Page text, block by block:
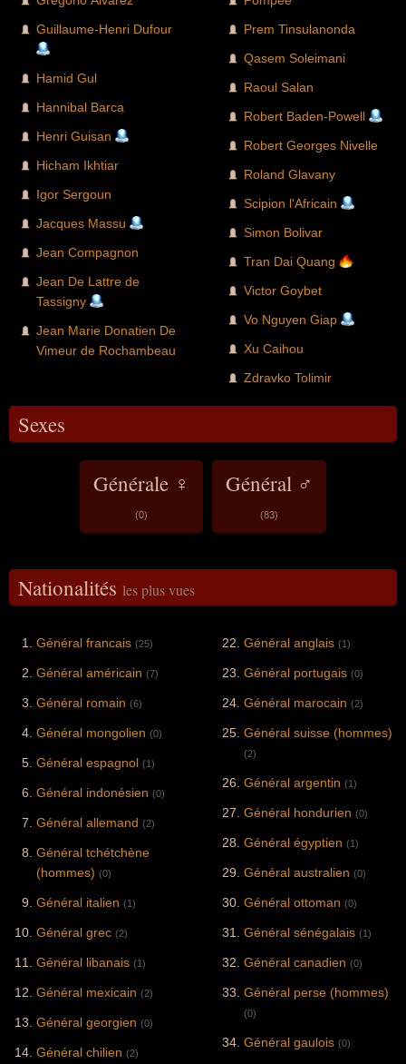
Guillaume-Henri Dufour
Hamid Gul
Hannibal Barca
Henri Guisan
Hicham Ikhtiar
Igor Sergoun
Jacques Massu
Jean Compagnon
Jean De Lattre de
Tassigny
Jean Marie Donatien De
Vimeur de Rochambeau
Prem Tinsulanonda
Qasem Soleimani
Raoul Salan
Robert Baden-Powell
Robert Georges Nivelle
Roland Glavany
Scipion l'Africain
Simon Bolivar
Tran Dai Quang
Victor Goybet
Vo Nguyen Giap
Xu Caihou
Zdravko Tolimir
Sexes
Générale ♀
(0)
Général ♂
(83)
Nationalités les plus vues
Général francais (25)
Général américain (7)
Général romain (6)
Général mongolien (0)
Général espagnol (1)
Général indonésien (0)
Général allemand (2)
Général tchétchène
(hommes) (0)
Général italien (1)
Général grec (2)
Général libanais (1)
Général mexicain (2)
Général georgien (0)
Général chilien (2)
Général anglais (1)
Général portugais (0)
Général marocain (2)
Général suisse (hommes)
(2)
Général argentin (1)
Général hondurien (0)
Général égyptien (1)
Général australien (0)
Général ottoman (0)
Général sénégalais (1)
Général canadien (0)
Général perse (hommes)
(0)
Général gaulois (0)